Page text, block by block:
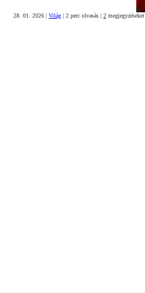
28. 01. 2026 | Világ | 2 perc olvasás | 2 megjegyzéseket